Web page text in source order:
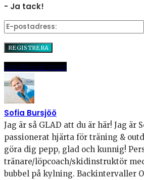
- Ja tack!
DelaPinnaE-post
Sofia Bursjöö
Jag är så GLAD att du är här! Jag är
passionerat hjärta för träning &
göra dig pepp, glad och kunnig!
tränare/löpcoach/skidinstruktör
bubbel på kylning. Backintervaller